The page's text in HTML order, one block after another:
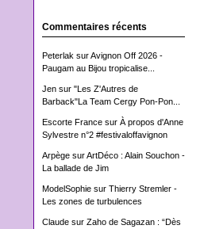
Commentaires récents
Peterlak surAvignon Off 2026 -
Paugam au Bijou tropicalise...
Jensur "Les Z'Autres de
Barback"La Team Cergy Pon-Pon...
Escorte Francesur À propos d'Anne
Sylvestre n°2 #festivaloffavignon
ArpègesurArtDéco : Alain Souchon -
La ballade de Jim
ModelSophiesur Thierry Stremler -
Les zones de turbulences
Claudesur Zaho de Sagazan : “Dès